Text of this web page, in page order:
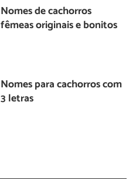
Nomes de cachorros
fêmeas originais e bonitos
Nomes para cachorros com
3 letras